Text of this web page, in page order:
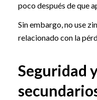
poco después de que
Sin embargo, no use
relacionado con la
Seguridad